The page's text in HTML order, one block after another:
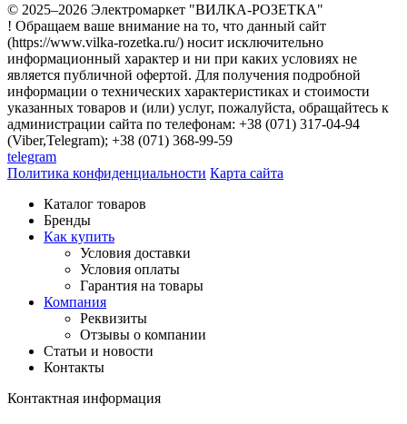
© 2025–2026 Электромаркет "ВИЛКА-РОЗЕТКА"
! Обращаем ваше внимание на то, что данный сайт
(https://www.vilka-rozetka.ru/) носит исключительно
информационный характер и ни при каких условиях не
является публичной офертой. Для получения подробной
информации о технических характеристиках и стоимости
указанных товаров и (или) услуг, пожалуйста, обращайтесь к
администрации сайта по телефонам: +38 (071) 317-04-94
(Viber,Telegram); +38 (071) 368-99-59
telegram
Политика конфиденциальности Карта сайта
Каталог товаров
Бренды
Как купить
Условия доставки
Условия оплаты
Гарантия на товары
Компания
Реквизиты
Отзывы о компании
Статьи и новости
Контакты
Контактная информация